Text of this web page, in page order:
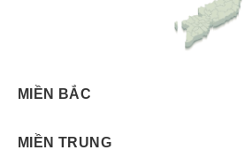
MIỀN BẮC
MIỀN TRUNG